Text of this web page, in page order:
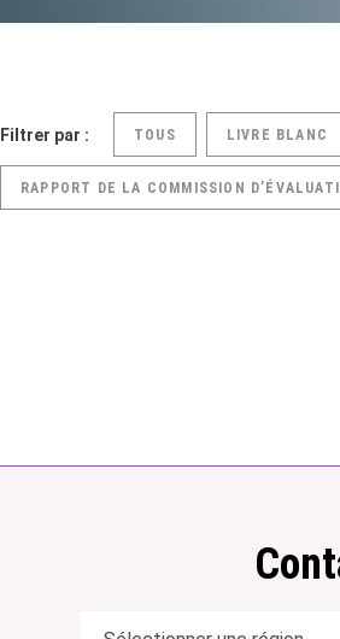
Filtrer par : TOUS LIVRE BLANC
RAPPORT DE LA COMMISSION